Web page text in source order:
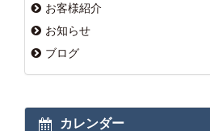
お客様紹介
お知らせ
ブログ
カレンダー